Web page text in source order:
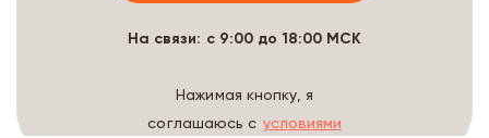
На связи: с 9:00 до 18:00 МСК
Нажимая кнопку, я
соглашаюсь с условиями